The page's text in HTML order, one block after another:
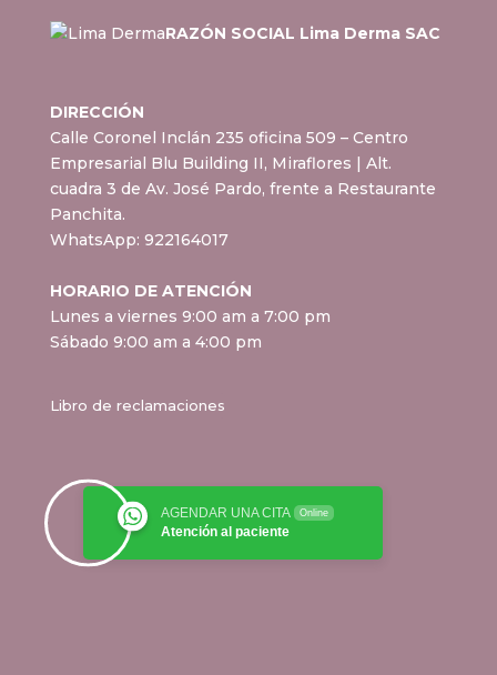
RAZÓN SOCIAL Lima Derma SAC
DIRECCIÓN
Calle Coronel Inclán 235 oficina 509 – Centro
Empresarial Blu Building II, Miraflores | Alt.
cuadra 3 de Av. José Pardo, frente a Restaurante
Panchita.
WhatsApp: 922164017
HORARIO DE ATENCIÓN
Lunes a viernes 9:00 am a 7:00 pm
Sábado 9:00 am a 4:00 pm
Libro de reclamaciones
AGENDAR UNA CITA Online
Atención al paciente